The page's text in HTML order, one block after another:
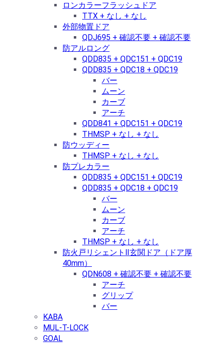
ロンカラーフラッシュドア
TTX + なし + なし
外部物置ドア
QDJ695 + 確認不要 + 確認不要
防アルロング
QDD835 + QDC151 + QDC19
QDD835 + QDC18 + QDC19
バー
ムーン
カーブ
アーチ
QDD841 + QDC151 + QDC19
THMSP + なし + なし
防ウッディー
THMSP + なし + なし
防プレカラー
QDD835 + QDC151 + QDC19
QDD835 + QDC18 + QDC19
バー
ムーン
カーブ
アーチ
THMSP + なし + なし
防火戸リシェントⅡ玄関ドア（ドア厚
40mm）
QDN608 + 確認不要 + 確認不要
アーチ
グリップ
バー
KABA
MUL-T-LOCK
GOAL